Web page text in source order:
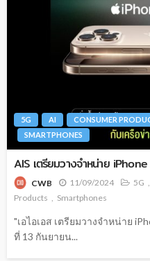
5G AI CONSUMER
SMARTPHONES
AIS เตรียมวางจำหน่าย
CWB 11/09/2024 5G
Products
Smartphones
"เอไอเอส เตรียมวางจำหน่าย
ที่ 13 กันยายน...